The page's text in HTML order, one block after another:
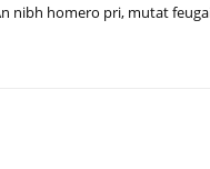
nibh homero pri, mutat